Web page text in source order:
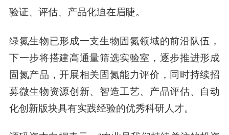
验证、评估、产品化迫在眉睫。
绿氮生物已形成一支生物固氮领域的前沿队伍，
下一步将搭建高通量筛选实验室，逐步推进形成
固氮产品，开展相关固氮能力评价，同时持续招
募微生物资源创新、智造工艺、产品评估、自动
化创新版块具有实践经验的优秀科研人才。